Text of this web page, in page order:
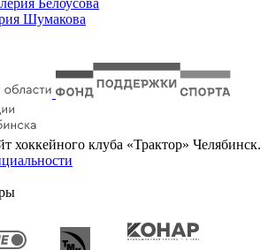
Шумакова
хоккейного клуба «Трактор» Челябинск.